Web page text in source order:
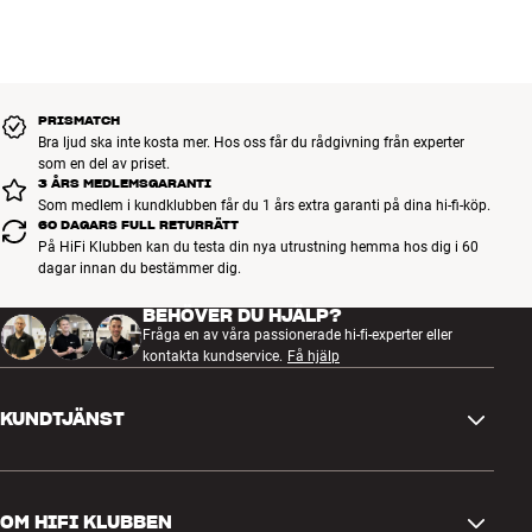
PRISMATCH
Bra ljud ska inte kosta mer. Hos oss får du rådgivning från experter
som en del av priset.
3 ÅRS MEDLEMSGARANTI
Som medlem i kundklubben får du 1 års extra garanti på dina hi-fi-köp.
60 DAGARS FULL RETURRÄTT
På HiFi Klubben kan du testa din nya utrustning hemma hos dig i 60
dagar innan du bestämmer dig.
BEHÖVER DU HJÄLP?
Fråga en av våra passionerade hi-fi-experter eller
kontakta kundservice. Få hjälp
KUNDTJÄNST
OM HIFI KLUBBEN